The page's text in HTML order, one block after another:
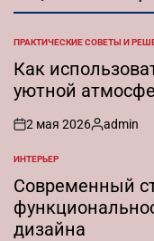
ОПУБЛИКОВАНО
В
ПРАКТИЧЕСКИЕ СОВЕТЫ И
Как
уютной
on
2 мая 2026
Запись
admin
ОПУБЛИКОВАНО
В
ИНТЕРЬЕР
Современный
дизайна